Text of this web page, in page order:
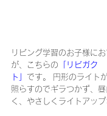
リビング学習のお子様に
が、こちらの 「リビガク
ト」 です。 円形のライト
照らすのでギラつかず、
く、やさしくライトアップ